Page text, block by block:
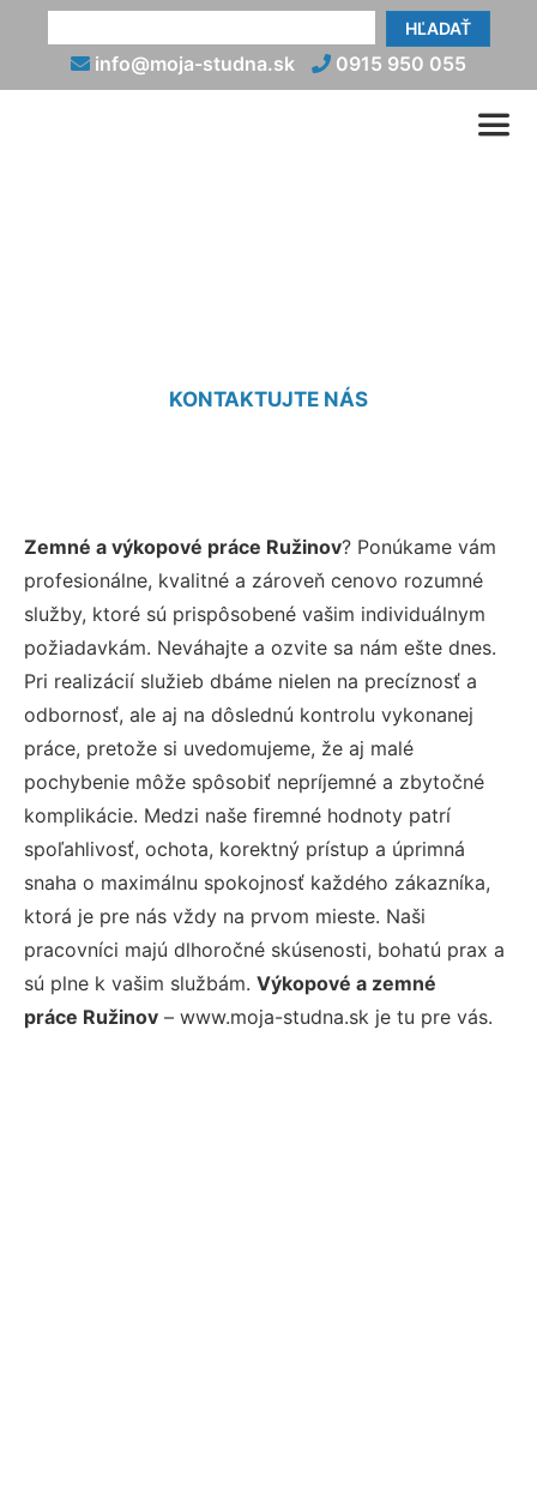
HĽADAŤ
info@moja-studna.sk 0915 950 055
KONTAKTUJTE NÁS
Zemné a výkopové práce Ružinov? Ponúkame vám
profesionálne, kvalitné a zároveň cenovo rozumné
služby, ktoré sú prispôsobené vašim individuálnym
požiadavkám. Neváhajte a ozvite sa nám ešte dnes.
Pri realizácií služieb dbáme nielen na precíznosť a
odbornosť, ale aj na dôslednú kontrolu vykonanej
práce, pretože si uvedomujeme, že aj malé
pochybenie môže spôsobiť nepríjemné a zbytočné
komplikácie. Medzi naše firemné hodnoty patrí
spoľahlivosť, ochota, korektný prístup a úprimná
snaha o maximálnu spokojnosť každého zákazníka,
ktorá je pre nás vždy na prvom mieste. Naši
pracovníci majú dlhoročné skúsenosti, bohatú prax a
sú plne k vašim službám. Výkopové a zemné
práce Ružinov – www.moja-studna.sk je tu pre vás.